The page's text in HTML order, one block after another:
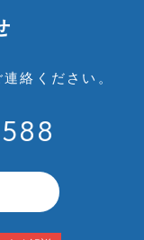
絡ください。